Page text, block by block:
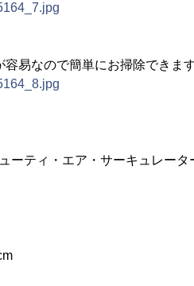
易なので簡単にお掃除できます
ティ・エア・サーキュレータ